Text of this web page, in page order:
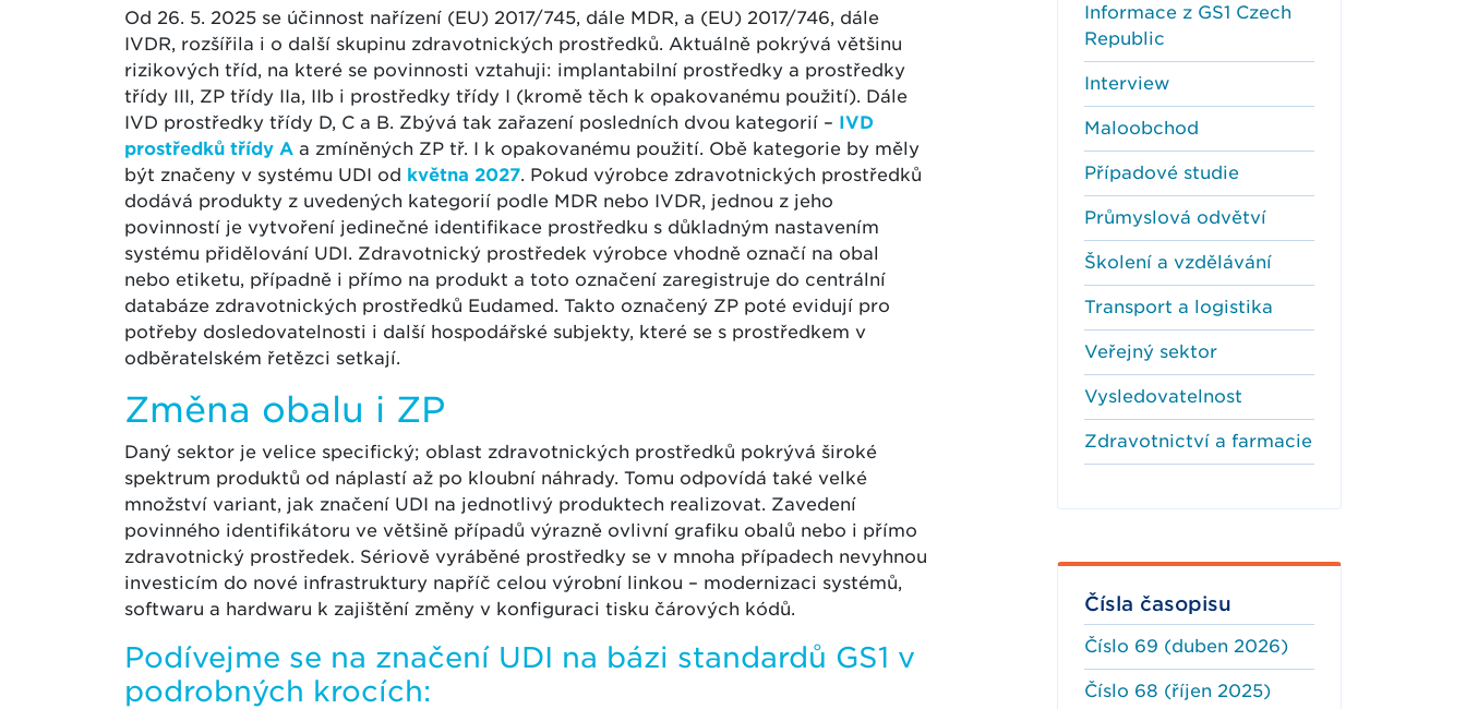
Od 26. 5. 2025 se účinnost nařízení (EU) 2017/745, dále MDR, a (EU) 2017/746, dále
IVDR, rozšířila i o další skupinu zdravotnických prostředků. Aktuálně pokrývá většinu
rizikových tříd, na které se povinnosti vztahuji: implantabilní prostředky a prostředky
třídy III, ZP třídy IIa, IIb i prostředky třídy I (kromě těch k opakovanému použití). Dále
IVD prostředky třídy D, C a B. Zbývá tak zařazení posledních dvou kategorií – IVD
prostředků třídy A a zmíněných ZP tř. I k opakovanému použití. Obě kategorie by měly
být značeny v systému UDI od května 2027. Pokud výrobce zdravotnických prostředků
dodává produkty z uvedených kategorií podle MDR nebo IVDR, jednou z jeho
povinností je vytvoření jedinečné identifikace prostředku s důkladným nastavením
systému přidělování UDI. Zdravotnický prostředek výrobce vhodně označí na obal
nebo etiketu, případně i přímo na produkt a toto označení zaregistruje do centrální
databáze zdravotnických prostředků Eudamed. Takto označený ZP poté evidují pro
potřeby dosledovatelnosti i další hospodářské subjekty, které se s prostředkem v
odběratelském řetězci setkají.
Změna obalu i ZP
Daný sektor je velice specifický; oblast zdravotnických prostředků pokrývá široké
spektrum produktů od náplastí až po kloubní náhrady. Tomu odpovídá také velké
množství variant, jak značení UDI na jednotlivý produktech realizovat. Zavedení
povinného identifikátoru ve většině případů výrazně ovlivní grafiku obalů nebo i přímo
zdravotnický prostředek. Sériově vyráběné prostředky se v mnoha případech nevyhnou
investicím do nové infrastruktury napříč celou výrobní linkou – modernizaci systémů,
softwaru a hardwaru k zajištění změny v konfiguraci tisku čárových kódů.
Podívejme se na značení UDI na bázi standardů GS1 v
podrobných krocích:
Informace z GS1 Czech
Republic
Interview
Maloobchod
Případové studie
Průmyslová odvětví
Školení a vzdělávání
Transport a logistika
Veřejný sektor
Vysledovatelnost
Zdravotnictví a farmacie
Čísla časopisu
Číslo 69 (duben 2026)
Číslo 68 (říjen 2025)